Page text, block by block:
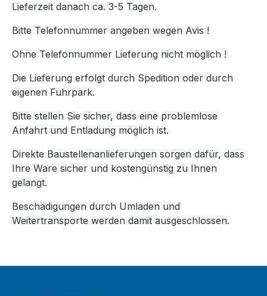
Lieferzeit danach ca. 3-5 Tagen.
Bitte Telefonnummer angeben wegen Avis !
Ohne Telefonnummer Lieferung nicht möglich !
Die Lieferung erfolgt durch Spedition oder durch
eigenen Fuhrpark.
Bitte stellen Sie sicher, dass eine problemlose
Anfahrt und Entladung möglich ist.
Direkte Baustellenanlieferungen sorgen dafür, dass
Ihre Ware sicher und kostengünstig zu Ihnen
gelangt.
Beschädigungen durch Umladen und
Weitertransporte werden damit ausgeschlossen.